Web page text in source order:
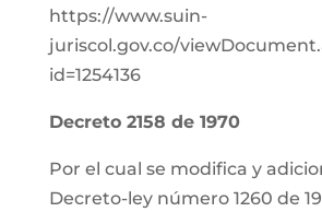
https://www.suin-
juriscol.gov.co/
id=1254136
Decreto 2158 de 1970
Por el cual se modifica y
Decreto-ley número 1260 de